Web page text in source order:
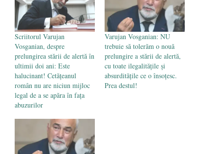
Mănăstirea Cernica - 27 iulie 2024
Scriitorul Varujan
Vosganian, despre
prelungirea stării de alertă în
ultimii doi ani: Este
halucinant! Cetățeanul
român nu are niciun mijloc
legal de a se apăra în fața
abuzurilor
Varujan Vosganian: NU
trebuie să tolerăm o nouă
prelungire a stării de alertă,
cu toate ilegalitățile și
absurditățile ce o însoțesc.
Prea destul!